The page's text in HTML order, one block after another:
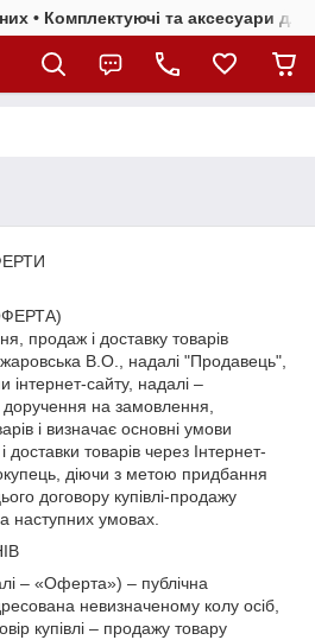
• Комплектуючі та аксесуари
продаж і доставку товарів
В.О., надалі "Продавець",
інтернет-сайту, надалі –
на замовлення,
і визначає основні умови
товарів через Інтернет-
діючи з метою придбання
договору купівлі-продажу
наступних умовах.
– «Оферта») – публічна
невизначеному колу осіб,
купівлі – продажу товару